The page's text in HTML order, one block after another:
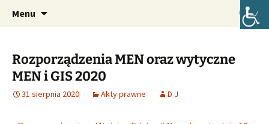
Szkoła Podstawowa im. Józefa
Lompy w Lubszy
Oficjalna strona internetowa szkoły.
Menu Szukaj:
Rozporządzenia MEN oraz wytyczne
MEN i GIS 2020
31 sierpnia 2020 Akty prawne D J